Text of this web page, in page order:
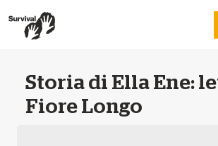
Storia di Ella Ene:
Fiore Longo